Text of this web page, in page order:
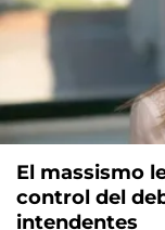
El massismo
control del
intendentes